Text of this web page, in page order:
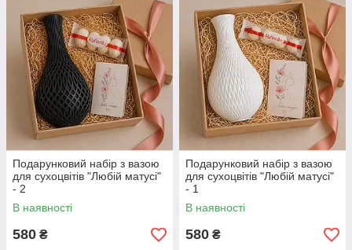
Подарунковий набір з вазою
для сухоцвітів "Любій матусі"
- 2
В наявності
580 ₴
Подарунковий набір з вазою
для сухоцвітів "Любій матусі"
- 1
В наявності
580 ₴